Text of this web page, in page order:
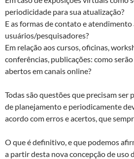
periodicidade para sua atualização?
E as formas de contato e atendimento
usuários/pesquisadores?
Em relação aos cursos, oficinas,
conferências, publicações: como
abertos em canais online?
Todas são questões que precisam ser
de planejamento e periodicamente
acordo com erros e acertos, que
O que é definitivo, e que podemos
a partir desta nova concepção de uso